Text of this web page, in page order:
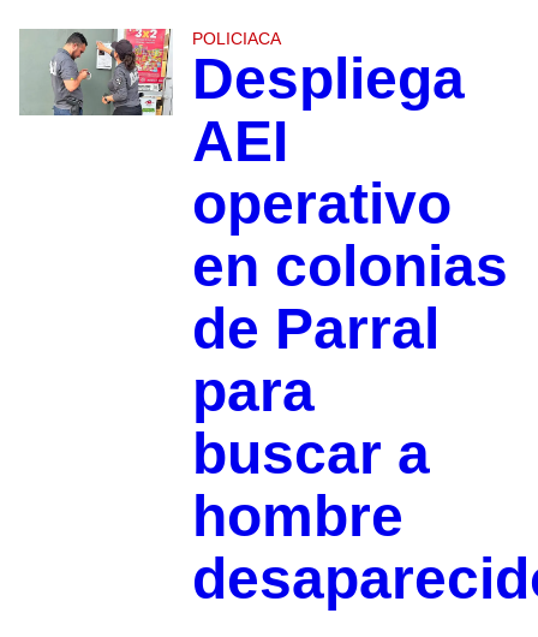
POLICIACA
Despliega
AEI
operativo
en colonias
de Parral
para
buscar a
hombre